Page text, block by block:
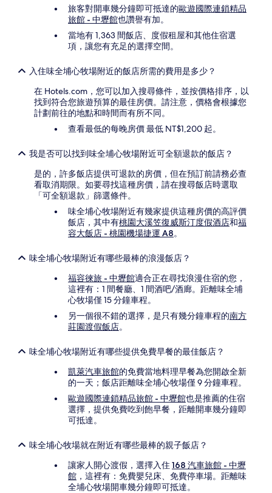
限
旅客對開車幾分鐘即可抵達的歐遊國際連鎖精品
旅館 - 中壢館也讚譽有加。
當地有 1,363 間飯店、度假租屋和其他住宿選
項，讓您有充足的選擇空間。
入住味全埔心牧場附近的飯店所需的費用是多少？
在 Hotels.com，您可以加入搜尋條件，並按價格排序，以
找到符合您旅遊預算的最佳房價。請注意，價格會根據您
計劃前往的地點和時間而有所不同。
查看最低的每晚房價 最低 NT$1,200 起。
我是否可以找到味全埔心牧場附近可全額退款的飯店？
是的，許多飯店提供可退款的房價，但在預訂前請務必查
看取消期限。如要尋找這種房價，請在搜尋飯店時選取
「可全額退款」篩選條件。
味全埔心牧場附近有幾家提供這種房價的高評價
飯店，其中有桃園大溪笠復威斯汀度假酒店和福
容大飯店 - 桃園機場捷運 A8。
味全埔心牧場附近有哪些最棒的浪漫飯店？
福容徠旅 - 中壢館適合正在尋找浪漫住宿的您，
這裡有：1 間餐廳、1 間酒吧/酒廊。距離味全埔
心牧場僅 15 分鐘車程。
另一個很不錯的選擇，是只有幾分鐘車程的南方
莊園渡假飯店。
味全埔心牧場附近有哪些提供免費早餐的最佳飯店？
凱萊汽車旅館的免費當地料理早餐為您開啟全新
的一天；飯店距離味全埔心牧場僅 9 分鐘車程。
歐遊國際連鎖精品旅館 - 中壢館也是推薦的住宿
選擇，提供免費吃到飽早餐，距離開車幾分鐘即
可抵達。
味全埔心牧場就在附近有哪些最棒的親子飯店？
讓家人開心渡假，選擇入住 168 汽車旅館 - 中壢
館 ，這裡有：免費嬰兒床、免費停車場。距離味
全埔心牧場開車幾分鐘即可抵達。